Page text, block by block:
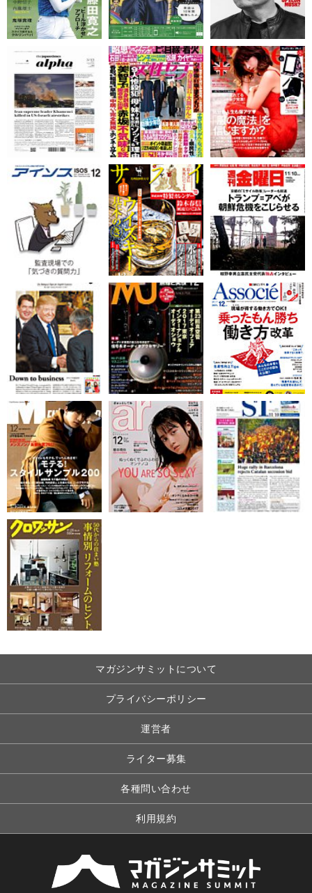
マガジンサミットについて
プライバシーポリシー
運営者
ライター募集
各種問い合わせ
利用規約